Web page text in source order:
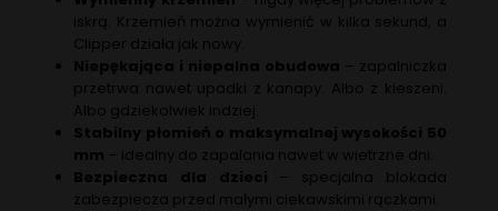
iskrą. Krzemień można wymienić w kilka sekund, a
Clipper działa jak nowy.
Niepękająca i niepalna obudowa – zapalniczka
przetrwa nawet upadki z kanapy. Albo z kieszeni.
Albo gdziekolwiek indziej.
Stabilny płomień o maksymalnej wysokości 50
mm – idealny do zapalania nawet w wietrzne dni.
Bezpieczna dla dzieci – specjalna blokada
zabezpiecza przed małymi ciekawskimi rączkami.